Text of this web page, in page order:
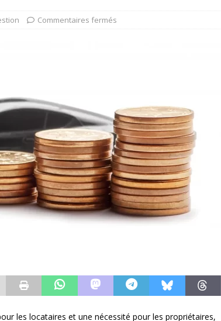
Commentaires fermés
les locataires et une nécessité pour les propriétaires,